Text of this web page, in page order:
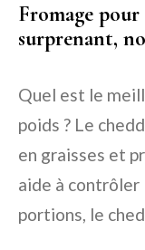
Fromage
surprenant,
Quel est le
poids ? Le
en graisses et
aide à contrôler
portions, le